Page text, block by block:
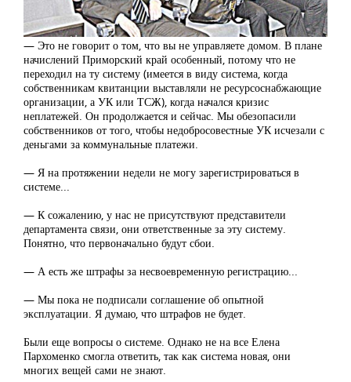
— Это не говорит о том, что вы не управляете домом. В плане
начислений Приморский край особенный, потому что не
переходил на ту систему (имеется в виду система, когда
собственникам квитанции выставляли не ресурсоснабжающие
организации, а УК или ТСЖ), когда начался кризис
неплатежей. Он продолжается и сейчас. Мы обезопасили
собственников от того, чтобы недобросовестные УК исчезали с
деньгами за коммунальные платежи.
— Я на протяжении недели не могу зарегистрироваться в
системе...
— К сожалению, у нас не присутствуют представители
департамента связи, они ответственные за эту систему.
Понятно, что первоначально будут сбои.
— А есть же штрафы за несвоевременную регистрацию...
— Мы пока не подписали соглашение об опытной
эксплуатации. Я думаю, что штрафов не будет.
Были еще вопросы о системе. Однако не на все Елена
Пархоменко смогла ответить, так как система новая, они
многих вещей сами не знают.